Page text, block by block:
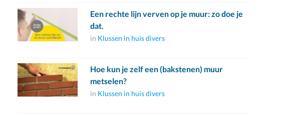
Een rechte lijn verven op je muur: zo doe je
dat.
in Klussen in huis divers
Hoe kun je zelf een (bakstenen) muur
metselen?
in Klussen in huis divers